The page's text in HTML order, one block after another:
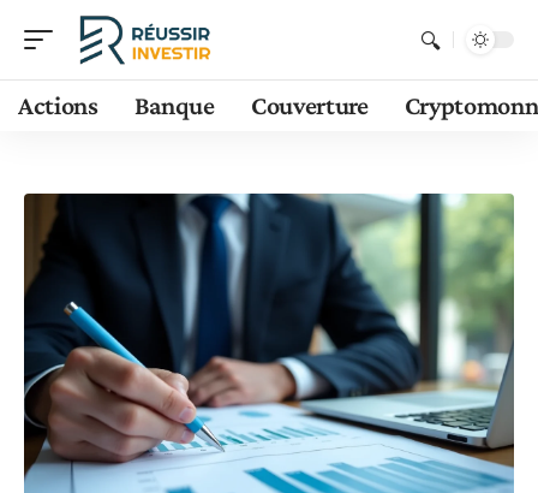
Actions Banque Couverture